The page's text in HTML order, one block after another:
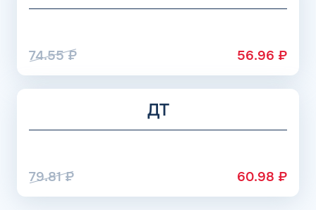
74.55₽ 56.96 ₽
ДТ
79.81₽ 60.98 ₽